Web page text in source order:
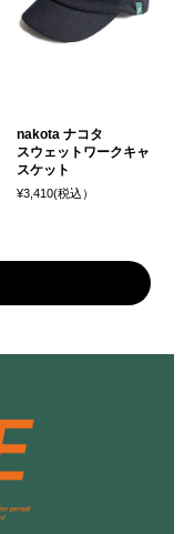
nakota ナコタ
スウェットワークキャ
スケット
¥3,410(税込）